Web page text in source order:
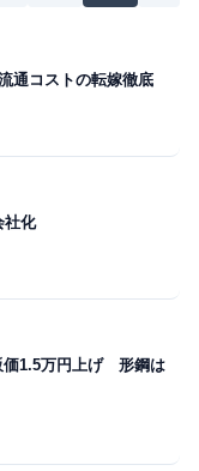
通コストの転嫁徹底
社化
価1.5万円上げ 形鋼は